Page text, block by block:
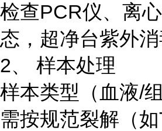
检查PCR仪、离
态，超净台紫外消
2、 样本处理
样本类型（血液/
需按规范裂解（